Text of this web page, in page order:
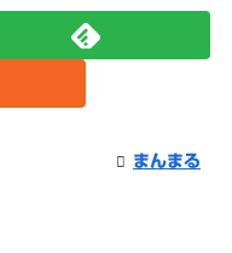
まんまる